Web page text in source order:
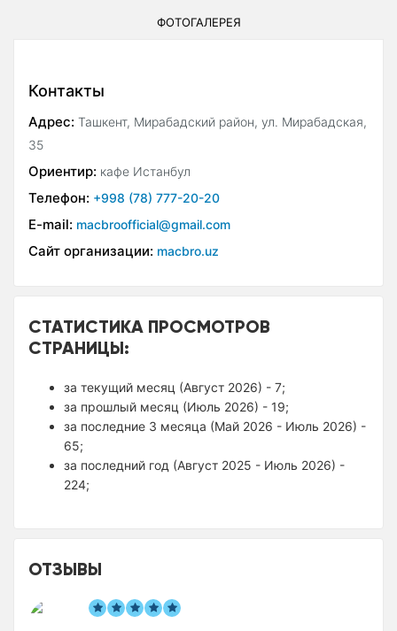
ФОТОГАЛЕРЕЯ
Контакты
Адрес: Ташкент, Мирабадский район, ул. Мирабадская,
35
Ориентир: кафе Истанбул
Телефон: +998 (78) 777-20-20
E-mail: macbroofficial@gmail.com
Сайт организации: macbro.uz
СТАТИСТИКА ПРОСМОТРОВ
СТРАНИЦЫ:
за текущий месяц (Август 2026) - 7;
за прошлый месяц (Июль 2026) - 19;
за последние 3 месяца (Май 2026 - Июль 2026) -
65;
за последний год (Август 2025 - Июль 2026) -
224;
ОТЗЫВЫ